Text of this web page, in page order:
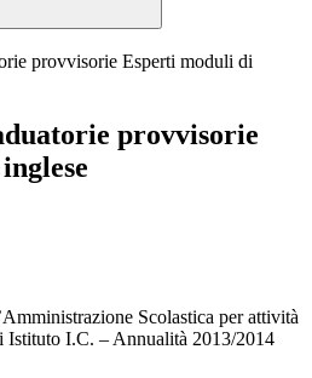
provvisorie Esperti moduli di
provvisorie
Scolastica per attività
Istituto I.C. – Annualità 2013/2014